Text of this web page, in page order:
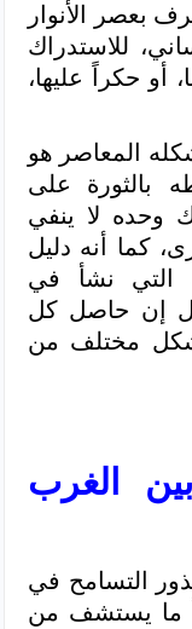
بعصر الأنوار
للاستدراك
أو حكراً عليها،
المعاصر هو
بالثورة على
وحده لا ينفي
كما أنه دليل
التي نشأ في
إن حاصل كل
شكل مختلف من
الغرب
التسامح في
ما يستشف من